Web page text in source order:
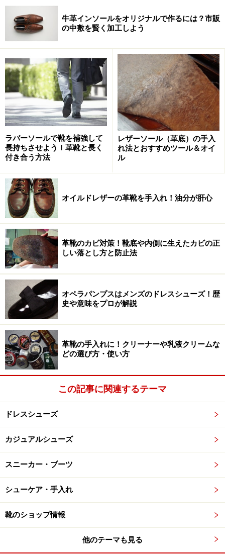
牛革インソールをオリジナルで作るには？市販
の中敷を賢く加工しよう
ラバーソールで靴を補強して
長持ちさせよう！革靴と長く
付き合う方法
レザーソール（革底）の手入
れ法とおすすめツール＆オイ
ル
オイルドレザーの革靴を手入れ！油分が肝心
革靴のカビ対策！靴底や内側に生えたカビの正
しい落とし方と防止法
オペラパンプスはメンズのドレスシューズ！歴
史や意味をプロが解説
革靴の手入れに！クリーナーや乳液クリームな
どの選び方・使い方
この記事に関連するテーマ
ドレスシューズ
カジュアルシューズ
スニーカー・ブーツ
シューケア・手入れ
靴のショップ情報
他のテーマも見る